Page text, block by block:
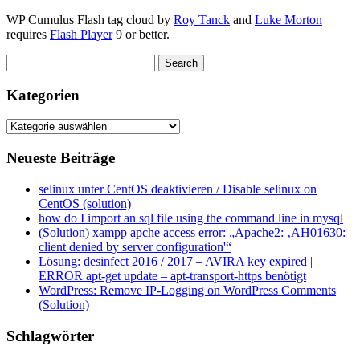
WP Cumulus Flash tag cloud by Roy Tanck and Luke Morton
requires Flash Player9 or better.
Kategorien
Kategorien
Neueste Beiträge
selinux unter CentOS deaktivieren / Disable selinux on
CentOS (solution)
how do I import an sql file using the command line in mysql
(Solution) xampp apche access error: „Apache2: ‚AH01630:
client denied by server configuration'“
Lösung: desinfect 2016 / 2017 – AVIRA key expired |
ERROR apt-get update – apt-transport-https benötigt
WordPress: Remove IP-Logging on WordPress Comments
(Solution)
Schlagwörter